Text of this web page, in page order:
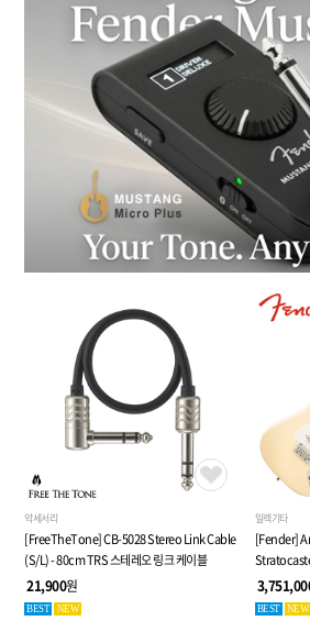
악세서리
[FreeTheTone] CB-5028 Stereo Link Cable
(S/L) - 80cm TRS 스테레오 링크 케이블
21,900원
BEST NEW
일렉기타
[Fender]
BEST NEW